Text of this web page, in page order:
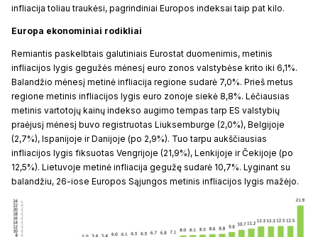
infliacija toliau traukėsi, pagrindiniai Europos indeksai taip pat kilo.
Europa ekonominiai rodikliai
Remiantis paskelbtais galutiniais Eurostat duomenimis, metinis
infliacijos lygis gegužės mėnesį euro zonos valstybėse krito iki 6,1%.
Balandžio mėnesį metinė infliacija regione sudarė 7,0%. Prieš metus
regione metinis infliacijos lygis euro zonoje siekė 8,8%. Lėčiausias
metinis vartotojų kainų indekso augimo tempas tarp ES valstybių
praėjusį mėnesį buvo registruotas Liuksemburge (2,0%), Belgijoje
(2,7%), Ispanijoje ir Danijoje (po 2,9%). Tuo tarpu aukščiausias
infliacijos lygis fiksuotas Vengrijoje (21,9%), Lenkijoje ir Čekijoje (po
12,5%). Lietuvoje metinė infliacija gegužę sudarė 10,7%. Lyginant su
balandžiu, 26-iose Europos Sąjungos metinis infliacijos lygis mažėjo.